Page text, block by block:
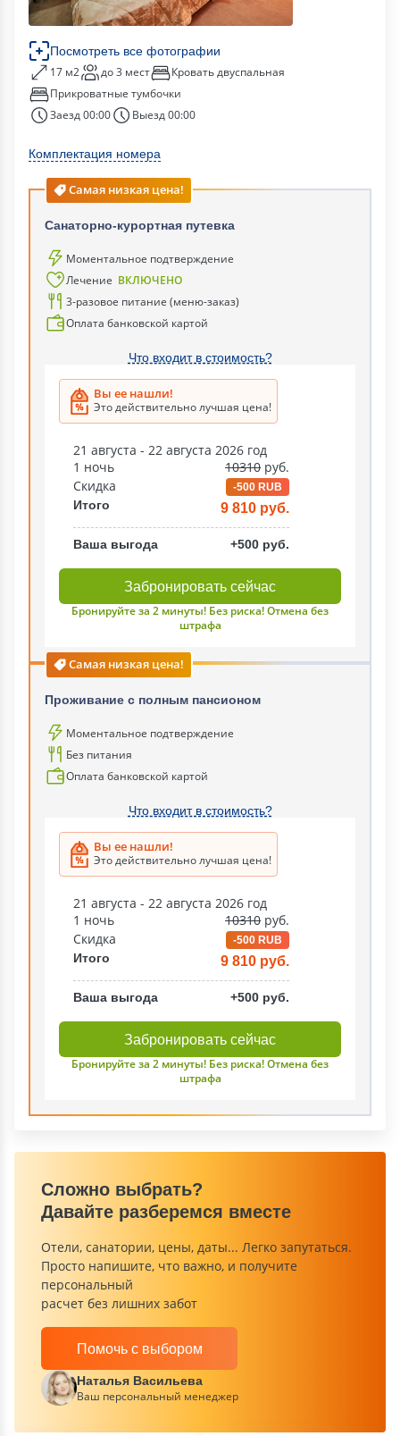
Посмотреть все фотографии
17 м2 до 3 мест
Кровать двуспальная
Прикроватные тумбочки
Заезд 00:00
Выезд 00:00
Комплектация номера
Самая низкая цена!
Санаторно-курортная путевка
Моментальное подтверждение
Лечение ВКЛЮЧЕНО
3-разовое питание (меню-заказ)
Оплата банковской картой
Что входит в стоимость?
Вы ее нашли!
Это действительно лучшая цена!
21 августа - 22 августа 2026 год
1 ночь
10310 руб.
Скидка
-500 RUB
Итого 9 810 руб.
Ваша выгода +500 руб.
Забронировать сейчас
Бронируйте за 2 минуты! Без риска! Отмена без
штрафа
Самая низкая цена!
Проживание с полным пансионом
Моментальное подтверждение
Без питания
Оплата банковской картой
Что входит в стоимость?
Вы ее нашли!
Это действительно лучшая цена!
21 августа - 22 августа 2026 год
1 ночь
10310 руб.
Скидка
-500 RUB
Итого 9 810 руб.
Ваша выгода +500 руб.
Забронировать сейчас
Бронируйте за 2 минуты! Без риска! Отмена без
штрафа
Сложно выбрать?
Давайте разберемся вместе
Отели, санатории, цены, даты... Легко запутаться.
Просто напишите, что важно, и получите
персональный
расчет без лишних забот
Помочь с выбором
Наталья Васильева
Ваш персональный менеджер